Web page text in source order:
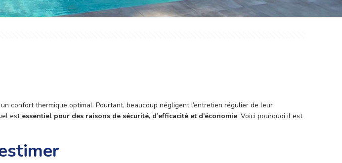
confort thermique optimal. Pourtant, beaucoup négligent l’entretien régulier de leur
est essentiel pour des raisons de sécurité, d’efficacité et d’économie. Voici pourquoi il est